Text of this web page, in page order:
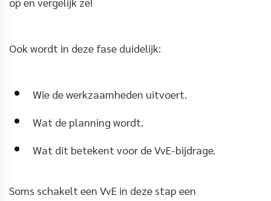
Ook wordt in deze fase duidelijk:
Wie de werkzaamheden uitvoert.
Wat de planning wordt.
Wat dit betekent voor de VvE-bijdrage.
Soms schakelt een VvE in deze stap een